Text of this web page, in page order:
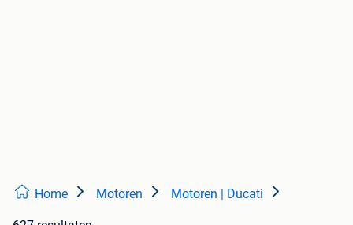
Home Motoren Motoren | Ducati